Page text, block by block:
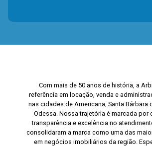
Com mais de 50 anos de história, a
referência em locação, venda e
nas cidades de Americana, Santa Bárbara
Odessa. Nossa trajetória é marcada por
transparência e excelência no
consolidaram a marca como uma das
em negócios imobiliários da região.